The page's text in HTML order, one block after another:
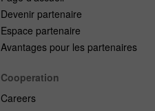
Devenir partenaire
Espace partenaire
Avantages pour les partenaires
Cooperation
Careers